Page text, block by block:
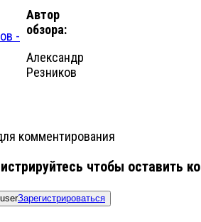
Автор
обзора:
Александр
Резников
комментирования
чтобы оставить
Зарегистрироваться